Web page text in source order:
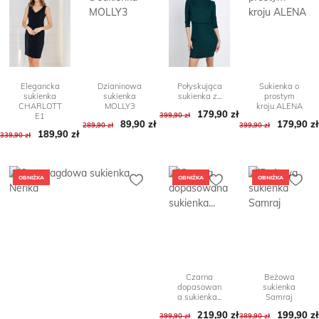
Elegancka
sukienka
CHARLOTT
E1
Cena podstawowa
339,90 zł Cena
189,90 zł
Dzianinowa
sukienka
MOLLY3
Cena podstawowa
289,90 zł Cena
89,90 zł
Połyskująca
sukienka z...
Cena podstawowa
399,90 zł Cena
179,90 zł
Sukienka o
prostym
kroju ALENA
Cena
399,90 zł Cena
179,90 zł
OBNIŻKA OBNIŻKA
Czarna
dopasowan
a sukienka...
Cena podstawowa
399,90 zł Cena
219,90 zł
OBNIŻKA
Beżowa
sukienka
Samraj
Cena
389,90 zł Cena
199,90 zł